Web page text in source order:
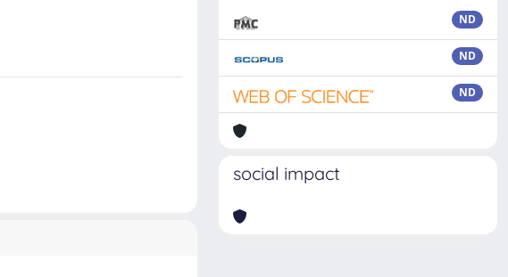
ND
ND
ND
social impact